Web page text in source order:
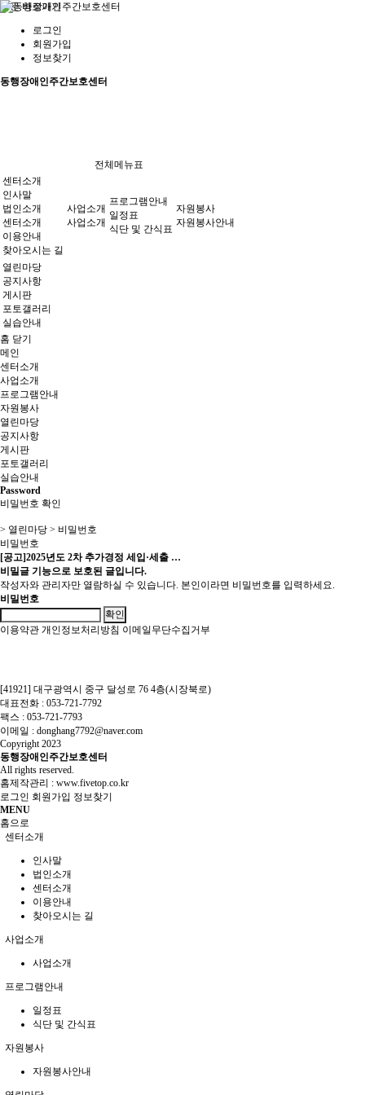
본문 바로가기
로그인
회원가입
정보찾기
동행장애인주간보호센터
사업소개
자원봉사
자원봉사안내
전체메뉴표
센터소개
인사말
법인소개
센터소개
이용안내
찾아오시는 길
사업소개
사업소개
프로그램안내
일정표
식단 및 간식표
자원봉사
자원봉사안내
열린마당
공지사항
게시판
포토갤러리
실습안내
홈 닫기
메인
센터소개
사업소개
프로그램안내
자원봉사
열린마당
공지사항
게시판
포토갤러리
실습안내
Password
비밀번호 확인
> 열린마당 > 비밀번호
비밀번호
[공고]2025년도 2차 추가경정 세입·세출 …
비밀글 기능으로 보호된 글입니다.
작성자와 관리자만 열람하실 수 있습니다. 본인이라면 비밀번호를 입력하세요.
비밀번호
확인
이용약관 개인정보처리방침 이메일무단수집거부
[41921] 대구광역시 중구 달성로 76 4층(시장북로)
대표전화 : 053-721-7792
팩스 : 053-721-7793
이메일 : donghang7792@naver.com
Copyright2023
동행장애인주간보호센터
All rights reserved.
홈제작관리 : www.fivetop.co.kr
로그인 회원가입 정보찾기
MENU
홈으로
센터소개
인사말
법인소개
센터소개
이용안내
찾아오시는 길
사업소개
사업소개
프로그램안내
일정표
식단 및 간식표
자원봉사
자원봉사안내